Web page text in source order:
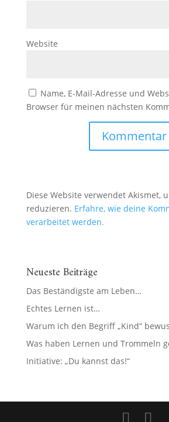
Website
Name, E-Mail-Adresse und
Browser für meinen nächsten
Diese Website verwendet Akismet,
reduzieren. Erfahre, wie deine
verarbeitet werden.
Neueste Beiträge
Das Beständigste am Leben…
Echtes Lernen ist…
Warum ich den Begriff „Kind“
Was haben Lernen und Trommeln
Initiative: „Du kannst das!“